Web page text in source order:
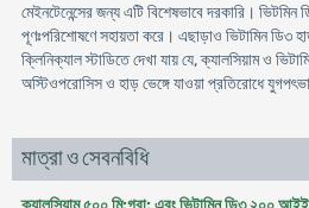
মেইনটেনেন্সের জন্য এটি বিশেষভাবে দরকারি।
পূণঃপরিশোষণে সহায়তা করে। এছাড়াও ভিটামিন ডি৩
ক্লিনিক্যাল স্টাডিতে দেখা যায় যে, ক্যালসিয়াম ও
অস্টিওপরোসিস ও হাড় ভেঙ্গে যাওয়া প্রতিরোধে
মাত্রা ও সেবনবিধি